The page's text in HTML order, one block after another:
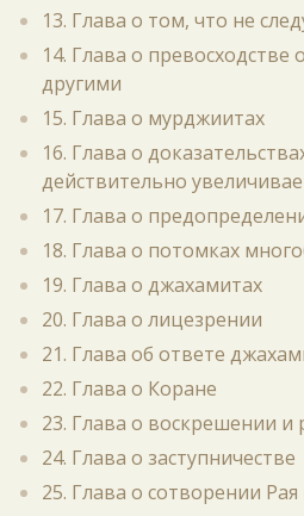
13. Глава о том, что не
14. Глава о
другими
15. Глава о мурджиитах
16. Глава о
действительно
17. Глава о
18. Глава о потомках
19. Глава о джахамитах
20. Глава о лицезрении
21. Глава об ответе
22. Глава о Коране
23. Глава о воскрешении и
24. Глава о заступничестве
25. Глава о сотворении Рая